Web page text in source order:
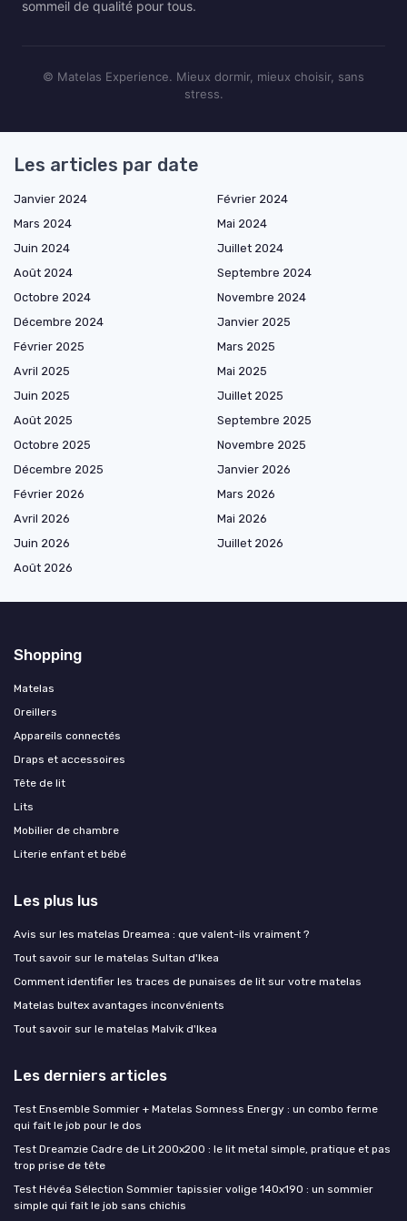
sommeil de qualité pour tous.
© Matelas Experience. Mieux dormir, mieux choisir, sans
stress.
Les articles par date
Janvier 2024
Février 2024
Mars 2024
Mai 2024
Juin 2024
Juillet 2024
Août 2024
Septembre 2024
Octobre 2024
Novembre 2024
Décembre 2024
Janvier 2025
Février 2025
Mars 2025
Avril 2025
Mai 2025
Juin 2025
Juillet 2025
Août 2025
Septembre 2025
Octobre 2025
Novembre 2025
Décembre 2025
Janvier 2026
Février 2026
Mars 2026
Avril 2026
Mai 2026
Juin 2026
Juillet 2026
Août 2026
Shopping
Matelas
Oreillers
Appareils connectés
Draps et accessoires
Tête de lit
Lits
Mobilier de chambre
Literie enfant et bébé
Les plus lus
Avis sur les matelas Dreamea : que valent-ils vraiment ?
Tout savoir sur le matelas Sultan d'Ikea
Comment identifier les traces de punaises de lit sur votre matelas
Matelas bultex avantages inconvénients
Tout savoir sur le matelas Malvik d'Ikea
Les derniers articles
Test Ensemble Sommier + Matelas Somness Energy : un combo ferme
qui fait le job pour le dos
Test Dreamzie Cadre de Lit 200x200 : le lit metal simple, pratique et pas
trop prise de tête
Test Hévéa Sélection Sommier tapissier volige 140x190 : un sommier
simple qui fait le job sans chichis